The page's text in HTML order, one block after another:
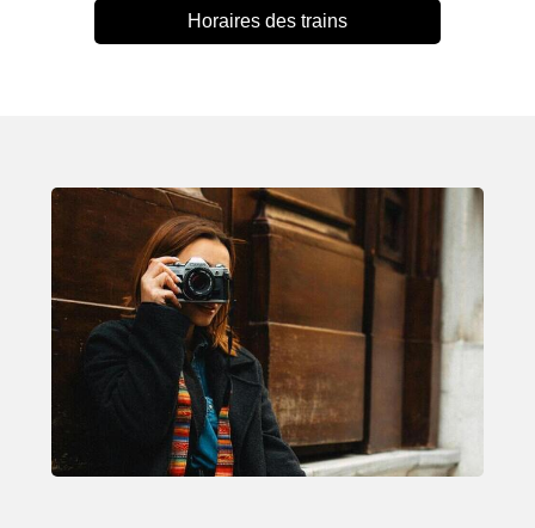
Horaires des trains